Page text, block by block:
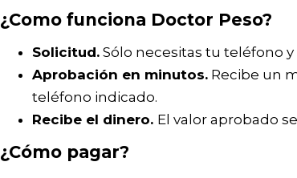
¿Como funciona Doctor Peso?
Solicitud.Sólo necesitas tu teléfono
Aprobación en minutos.Recibe un
teléfono indicado.
Recibe el dinero. El valor aprobado
¿Cómo pagar?